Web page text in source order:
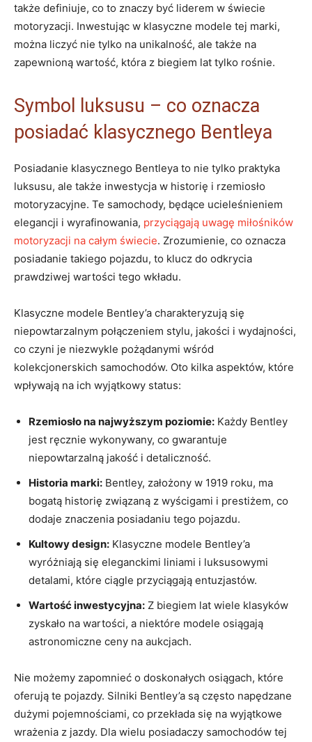
także definiuje, co to znaczy być liderem w świecie
motoryzacji. Inwestując‍ w klasyczne ​modele tej marki,
można liczyć nie ⁢tylko‌ na unikalność, ale także na⁣
zapewnioną wartość, która z biegiem lat tylko‌ rośnie.
Symbol luksusu – ⁣co⁣ oznacza
posiadać klasycznego Bentleya
Posiadanie klasycznego⁢ Bentleya to nie tylko praktyka​
luksusu, ‌ale także ‍inwestycja w‍ historię i rzemiosło
motoryzacyjne. Te samochody, będące ucieleśnieniem
elegancji i wyrafinowania, przyciągają uwagę miłośników
motoryzacji na całym świecie. Zrozumienie,⁣ co oznacza
posiadanie takiego⁣ pojazdu, to klucz do odkrycia⁣
prawdziwej wartości tego wkładu.
Klasyczne modele Bentley’a charakteryzują się
niepowtarzalnym połączeniem stylu, jakości i wydajności,
co czyni je ⁢niezwykle pożądanymi wśród
kolekcjonerskich samochodów. Oto kilka aspektów, które
wpływają na ich wyjątkowy status:
Rzemiosło na najwyższym⁤ poziomie: Każdy Bentley⁢
jest ręcznie wykonywany, co gwarantuje
niepowtarzalną jakość i detaliczność.
Historia marki: Bentley, ‍założony w 1919 roku, ma
bogatą‌ historię związaną z wyścigami i⁢ prestiżem, ⁣co
dodaje znaczenia⁢ posiadaniu tego pojazdu.
Kultowy design: Klasyczne modele Bentley’a
wyróżniają ⁢się eleganckimi liniami i ‍luksusowymi
detalami, które ciągle przyciągają entuzjastów.
Wartość inwestycyjna: Z biegiem lat wiele klasyków
zyskało ⁢na wartości,‍ a niektóre⁤ modele ⁣osiągają⁢
astronomiczne ceny na aukcjach.
Nie możemy zapomnieć o doskonałych osiągach, które
oferują te pojazdy. Silniki ⁣Bentley’a są często napędzane
dużymi pojemnościami, co ‌przekłada się na wyjątkowe
wrażenia‌ z jazdy. Dla wielu posiadaczy samochodów tej